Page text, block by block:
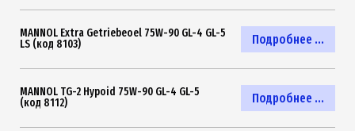
Подробнее ...
MANNOL Extra Getriebeoel 75W-90 GL-4 GL-5
LS (код 8103)
Подробнее ...
MANNOL TG-2 Hypoid 75W-90 GL-4 GL-5
(код 8112)